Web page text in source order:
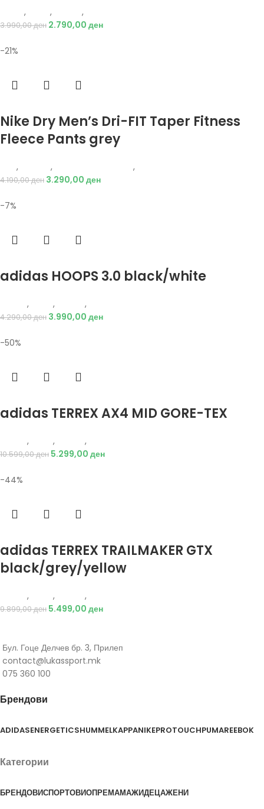
, , ,
3.990,00ден 2.790,00 ден
-21%
Nike Dry Men’s Dri-FIT Taper Fitness
Fleece Pants grey
, , ,
4.190,00ден 3.290,00 ден
-7%
adidas HOOPS 3.0 black/white
, , ,
4.290,00ден 3.990,00 ден
-50%
adidas TERREX AX4 MID GORE-TEX
, , ,
10.599,00ден 5.299,00 ден
-44%
adidas TERREX TRAILMAKER GTX
black/grey/yellow
, , ,
9.899,00ден 5.499,00 ден
Бул. Гоце Делчев бр. 3, Прилеп
contact@lukassport.mk
075 360 100
Брендови
ADIDASENERGETICSHUMMELKAPPANIKEPROTOUCHPUMAREEBOK
Категории
БРЕНДОВИСПОРТОВИОПРЕМАМАЖИДЕЦАЖЕНИ